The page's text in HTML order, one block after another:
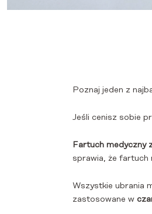
Poznaj jeden z
Jeśli cenisz sobie
Fartuch medyczny
sprawia, że fartuch
Wszystkie ubrania
zastosowane w